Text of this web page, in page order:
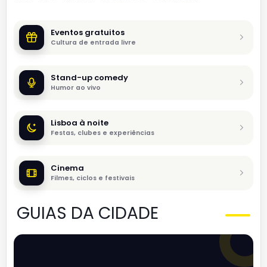
Eventos gratuitos
Cultura de entrada livre
Stand-up comedy
Humor ao vivo
Lisboa à noite
Festas, clubes e experiências
Cinema
Filmes, ciclos e festivais
GUIAS DA CIDADE